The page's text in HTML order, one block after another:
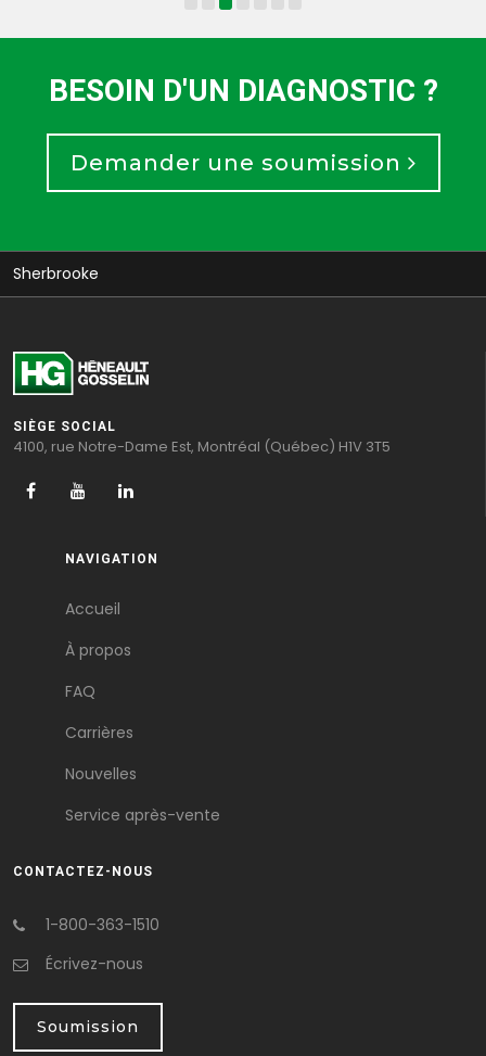
BESOIN D'UN DIAGNOSTIC ?
Demander une soumission
Sherbrooke
SIÈGE SOCIAL
4100, rue Notre-Dame Est, Montréal (Québec) H1V 3T5
NAVIGATION
Accueil
À propos
FAQ
Carrières
Nouvelles
Service après-vente
CONTACTEZ-NOUS
1-800-363-1510
Écrivez-nous
Soumission